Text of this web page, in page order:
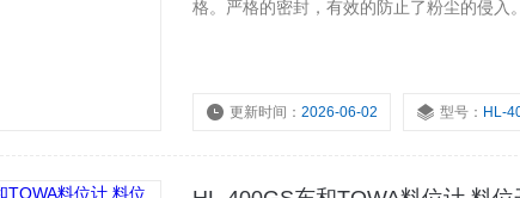
格。严格的密封，有效的防止了粉尘的侵入。
更新时间：2026-06-02 型号： HL-